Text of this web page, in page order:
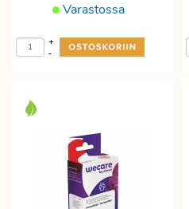
Varastossa
-
+